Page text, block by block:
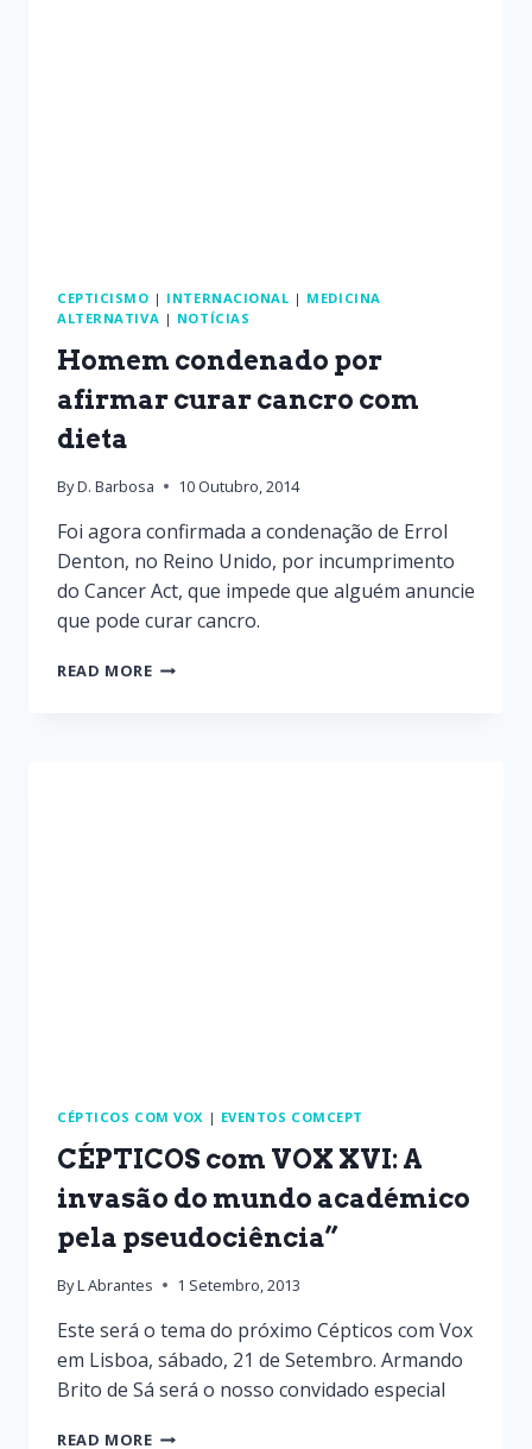
CEPTICISMO | INTERNACIONAL | MEDICINA
ALTERNATIVA | NOTÍCIAS
Homem condenado por
afirmar curar cancro com
dieta
ByD. Barbosa 10 Outubro, 2014
Foi agora confirmada a condenação de Errol
Denton, no Reino Unido, por incumprimento
do Cancer Act, que impede que alguém anuncie
que pode curar cancro.
READ MORE
CÉPTICOS COM VOX | EVENTOS COMCEPT
CÉPTICOS com VOX XVI: A
invasão do mundo académico
pela pseudociência”
ByL Abrantes 1 Setembro, 2013
Este será o tema do próximo Cépticos com Vox
em Lisboa, sábado, 21 de Setembro. Armando
Brito de Sá será o nosso convidado especial
READ MORE